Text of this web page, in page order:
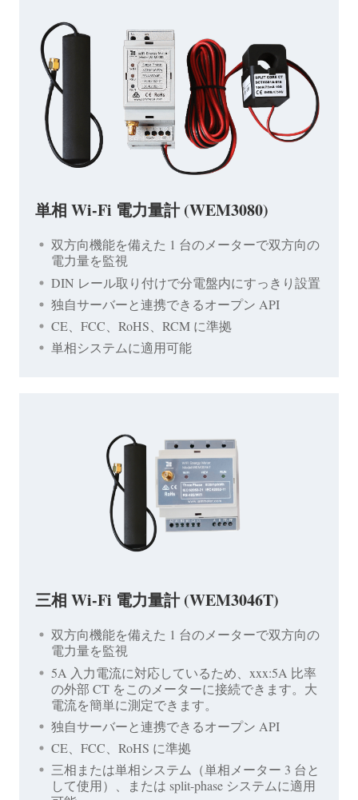
単相 Wi-Fi 電力量計 (WEM3080)
双方向機能を備えた 1 台のメーターで双方向の
電力量を監視
DIN レール取り付けで分電盤内にすっきり設置
独自サーバーと連携できるオープン API
CE、FCC、RoHS、RCM に準拠
単相システムに適用可能
三相 Wi-Fi 電力量計 (WEM3046T)
双方向機能を備えた 1 台のメーターで双方向の
電力量を監視
5A 入力電流に対応しているため、xxx:5A 比率
の外部 CT をこのメーターに接続できます。大
電流を簡単に測定できます。
独自サーバーと連携できるオープン API
CE、FCC、RoHS に準拠
三相または単相システム（単相メーター 3 台と
して使用）、または split-phase システムに適用